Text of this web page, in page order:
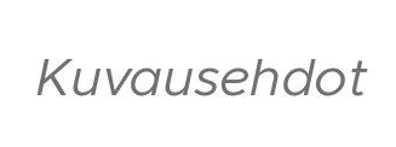
Kuvausehdot